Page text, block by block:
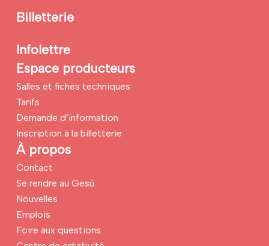
Billetterie
Infolettre
Espace producteurs
Salles et fiches techniques
Tarifs
Demande d’information
Inscription à la billetterie
À propos
Contact
Se rendre au Gesù
Nouvelles
Emplois
Foire aux questions